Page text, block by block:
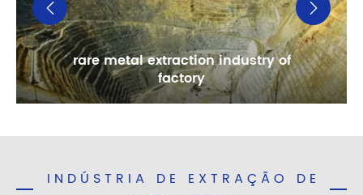
rare metal extraction industry of
factory
 
INDÚSTRIA DE EXTRAÇÃO DE